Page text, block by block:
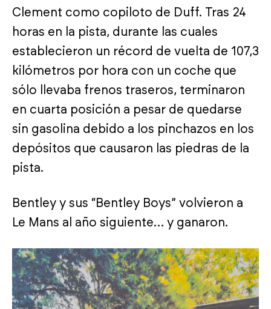
Clement como copiloto de Duff. Tras 24
horas en la pista, durante las cuales
establecieron un récord de vuelta de 107,3
kilómetros por hora con un coche que
sólo llevaba frenos traseros, terminaron
en cuarta posición a pesar de quedarse
sin gasolina debido a los pinchazos en los
depósitos que causaron las piedras de la
pista.
Bentley y sus “Bentley Boys” volvieron a
Le Mans al año siguiente… y ganaron.